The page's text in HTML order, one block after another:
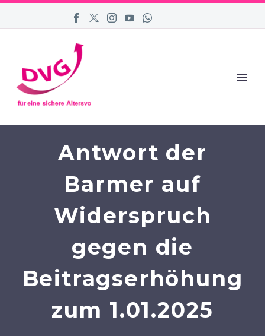
Antwort der
Barmer auf
Widerspruch
gegen die
Beitragserhöhung
zum 1.01.2025